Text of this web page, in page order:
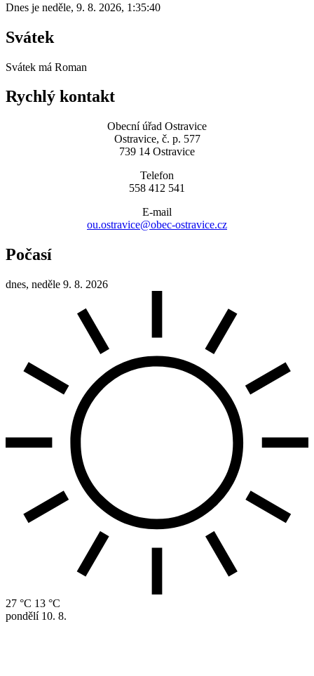
Dnes je neděle, 9. 8. 2026, 1:35:40
Svátek
Svátek má Roman
Rychlý kontakt
Obecní úřad Ostravice
Ostravice, č. p. 577
739 14 Ostravice
Telefon
558 412 541
E-mail
ou.ostravice@obec-ostravice.cz
Počasí
dnes, neděle 9. 8. 2026
27 °C 13 °C
pondělí 10. 8.